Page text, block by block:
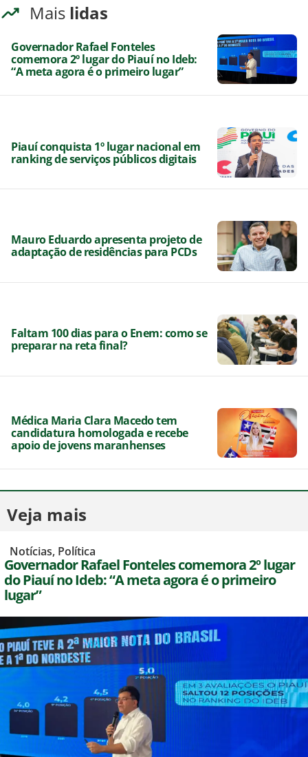
Mais lidas
Governador Rafael Fonteles
comemora 2º lugar do Piauí no Ideb:
“A meta agora é o primeiro lugar”
Piauí conquista 1º lugar nacional em
ranking de serviços públicos digitais
Mauro Eduardo apresenta projeto de
adaptação de residências para PCDs
Faltam 100 dias para o Enem: como se
preparar na reta final?
Médica Maria Clara Macedo tem
candidatura homologada e recebe
apoio de jovens maranhenses
Veja mais
Notícias, Política
Governador Rafael Fonteles comemora 2º lugar
do Piauí no Ideb: “A meta agora é o primeiro
lugar”